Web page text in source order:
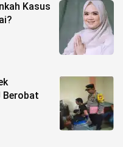
Kasus
Berobat